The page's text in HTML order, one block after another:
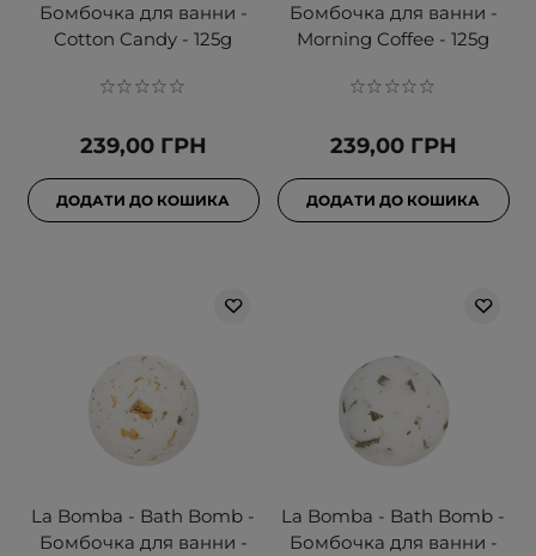
Бомбочка для ванни -
Cotton Candy - 125g
239,00 ГРН
ДОДАТИ ДО КОШИКА
Бомбочка для ванни -
Morning Coffee - 125g
239,00 ГРН
ДОДАТИ ДО КОШИКА
La Bomba - Bath Bomb -
Бомбочка для ванни -
La Bomba - Bath Bomb -
Бомбочка для ванни -